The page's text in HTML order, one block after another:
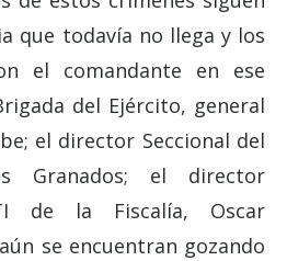
que todavía no llega y los
el comandante en ese
del Ejército, general
el director Seccional del
Granados; el director
de la Fiscalía, Oscar
se encuentran gozando